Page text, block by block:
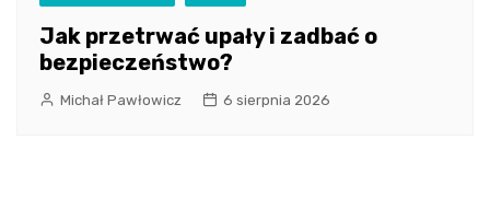
Jak przetrwać upały i zadbać o
bezpieczeństwo?
Michał Pawłowicz 6 sierpnia 2026